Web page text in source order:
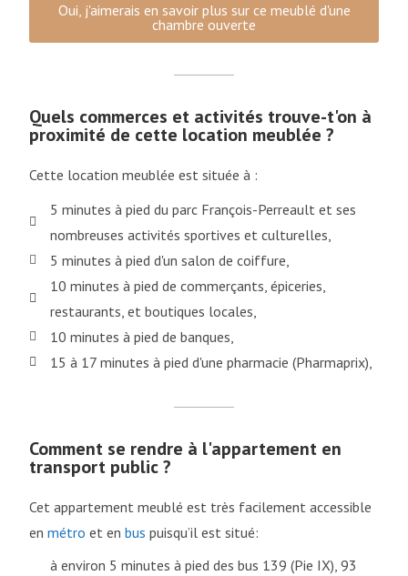
Oui, j'aimerais en savoir plus sur ce meublé d'une
chambre ouverte
Quels commerces et activités trouve-t'on à
proximité de cette location meublée ?
Cette location meublée est située à :
5 minutes à pied du parc François-Perreault et ses
nombreuses activités sportives et culturelles,
5 minutes à pied d'un salon de coiffure,
10 minutes à pied de commerçants, épiceries,
restaurants, et boutiques locales,
10 minutes à pied de banques,
15 à 17 minutes à pied d'une pharmacie (Pharmaprix),
Comment se rendre à l'appartement en
transport public ?
Cet appartement meublé est très facilement accessible
enmétro et enbus puisqu’il est situé:
à environ 5 minutes à pied des bus 139 (Pie IX), 93